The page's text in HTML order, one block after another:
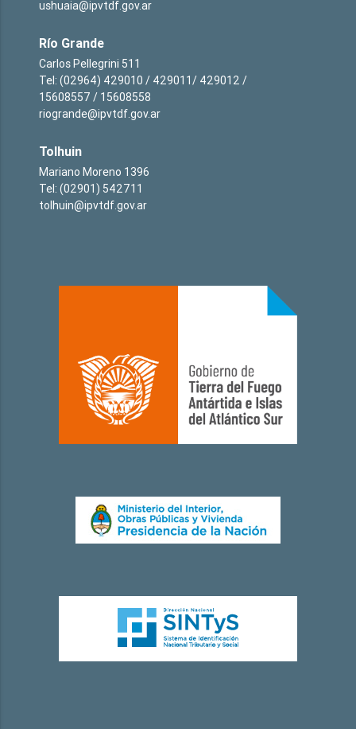
ushuaia@ipvtdf.gov.ar
Río Grande
Carlos Pellegrini 511
Tel: (02964) 429010 / 429011/ 429012 /
15608557 / 15608558
riogrande@ipvtdf.gov.ar
Tolhuin
Mariano Moreno 1396
Tel: (02901) 542711
tolhuin@ipvtdf.gov.ar